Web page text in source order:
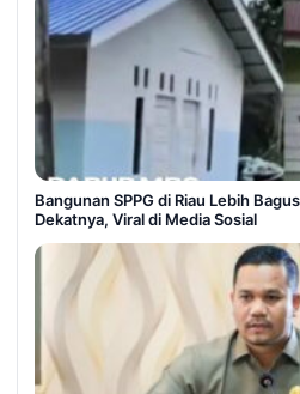
Bangunan SPPG di Riau Lebih
Dekatnya, Viral di Media Sosial